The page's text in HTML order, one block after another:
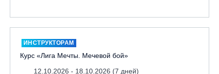
ИНСТРУКТОРАМ
Курс «Лига Мечты. Мечевой бой»
12.10.2026 - 18.10.2026 (7 дней)